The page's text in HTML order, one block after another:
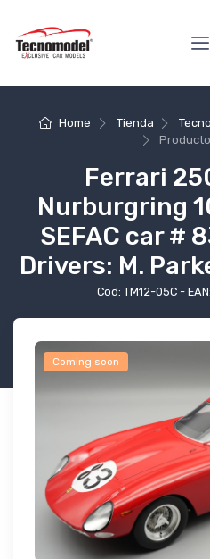
Home Tienda
Producto
Ferrari
Nurburgring
SEFAC car #
Drivers: M.
Cod: TM12-05C -
Coming soon